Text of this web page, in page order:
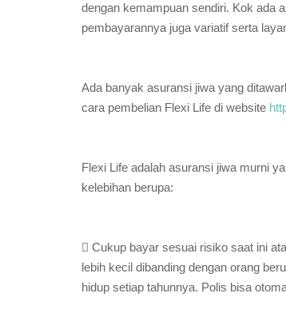
dengan kemampuan sendiri. Kok ada
pembayarannya juga variatif serta
Ada banyak asuransi jiwa yang
cara pembelian Flexi Life di website
Flexi Life adalah asuransi jiwa murni
kelebihan berupa:
 Cukup bayar sesuai risiko saat ini
lebih kecil dibanding dengan orang
hidup setiap tahunnya. Polis bisa